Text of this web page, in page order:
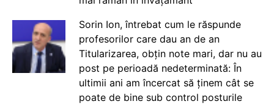
Sorin Ion, întrebat cum le răspunde
profesorilor care dau an de an
Titularizarea, obțin note mari, dar nu au
post pe perioadă nedeterminată: În
ultimii ani am încercat să ținem cât se
poate de bine sub control posturile